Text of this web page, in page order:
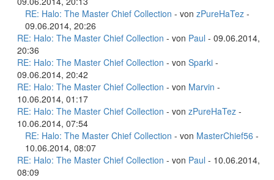
RE: Halo: The Master Chief Collection - von zPureHaTez -
09.06.2014, 20:26
RE: Halo: The Master Chief Collection - von Paul - 09.06.2014,
20:36
RE: Halo: The Master Chief Collection - von Sparki -
09.06.2014, 20:42
RE: Halo: The Master Chief Collection - von Marvin -
10.06.2014, 01:17
RE: Halo: The Master Chief Collection - von zPureHaTez -
10.06.2014, 07:54
RE: Halo: The Master Chief Collection - von MasterChief56 -
10.06.2014, 08:07
RE: Halo: The Master Chief Collection - von Paul - 10.06.2014,
08:09